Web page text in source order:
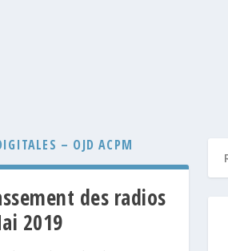
– OJD ACPM
des radios
2019